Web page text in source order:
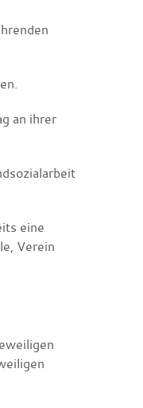
an ihrer
eine
Verein